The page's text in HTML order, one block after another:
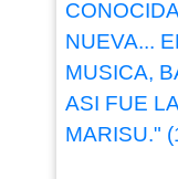
NUEVA...
MUSICA,
ASI FUE
MARISU."